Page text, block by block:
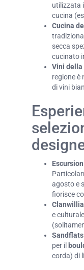
utilizzata
cucina
Cucina
secca
cucinato
Vini
regione è
di vini
agosto e
fiorisce
e
per il
corda) di